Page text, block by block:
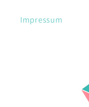
Impressum